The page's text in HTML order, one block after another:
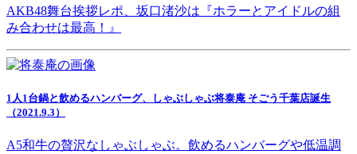
AKB48舞台挨拶レポ、坂口渚沙は『ホラーとアイドルの組
み合わせは最高！』
1人1台鍋と飲めるハンバーグ、しゃぶしゃぶ将泰庵 そごう千葉店誕生
（2021.9.3）
A5和牛の贅沢なしゃぶしゃぶ。飲めるハンバーグや低温調